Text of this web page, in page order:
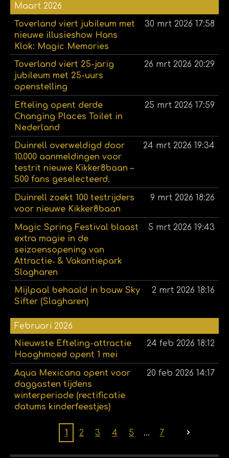
Maart 2026
Toverland viert jubileum met
nieuwe illusieshow Hans
Klok: Magic Memories
30 mrt 2026 17:58
Toverland viert 25-jarig
jubileum met 25-uurs
openstelling
26 mrt 2026 20:29
Efteling opent derde
Changing Places Toilet in
Nederland
25 mrt 2026 17:59
Duinrell overweldigd door
10.000 aanmeldingen voor
testrit nieuwe Kikker8baan –
500 fans geselecteerd.
24 mrt 2026 19:34
Duinrell zoekt 100 testrijders
voor nieuwe Kikker8baan
9 mrt 2026 18:26
Magic Spring Festival blaast
extra magie in de
seizoensopening van
Attractie‑ & Vakantiepark
Slagharen
5 mrt 2026 19:43
Mijlpaal behaald in bouw Sky
Sifter (Slagharen)
2 mrt 2026 18:16
Februari 2026
Nieuwste Efteling-attractie
Hooghmoed opent 1 mei
24 feb 2026 18:12
Aqua Mexicana opent voor
daggasten tijdens
winterperiode (rectificatie
datums kinderfeestjes)
20 feb 2026 14:17
1 2 3 4 5 7